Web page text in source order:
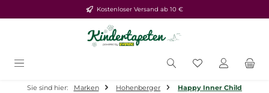
Zum Hauptinhalt springenKostenloser Versand ab 10 €
Du hast 0
Sie sind hier: Marken Hohenberger Happy Inner Child